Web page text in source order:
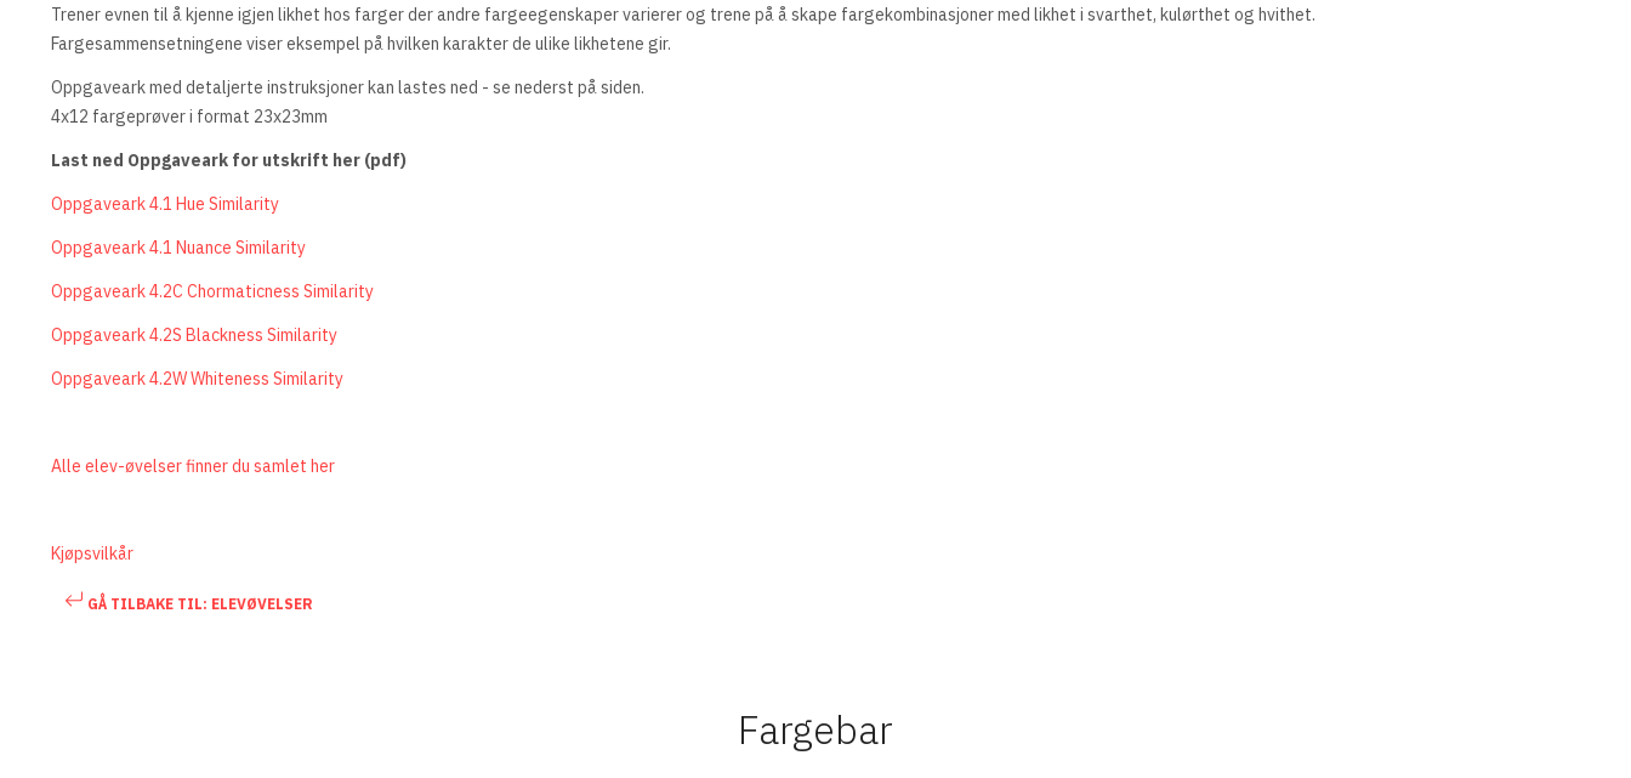
Trener evnen til å kjenne igjen likhet hos farger der andre fargeegenskaper varierer og trene på å skape fargekombinasjoner med likhet i svarthet, kulørthet og hvithet.
Fargesammensetningene viser eksempel på hvilken karakter de ulike likhetene gir.
Oppgaveark med detaljerte instruksjoner kan lastes ned - se nederst på siden.
4x12 fargeprøver i format 23x23mm
Last ned Oppgaveark for utskrift her (pdf)
Oppgaveark 4.1 Hue Similarity
Oppgaveark 4.1 Nuance Similarity
Oppgaveark 4.2C Chormaticness Similarity
Oppgaveark 4.2S Blackness Similarity
Oppgaveark 4.2W Whiteness Similarity
Alle elev-øvelser finner du samlet her
Kjøpsvilkår
GÅ TILBAKE TIL: ELEVØVELSER
Fargebar